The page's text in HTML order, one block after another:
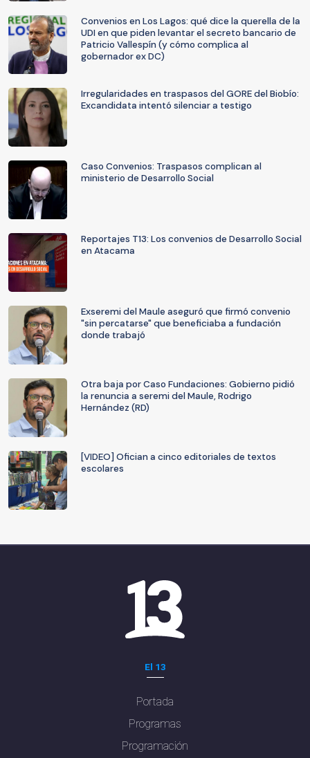
Convenios en Los Lagos: qué dice la querella de la
UDI en que piden levantar el secreto bancario de
Patricio Vallespín (y cómo complica al
gobernador ex DC)
Irregularidades en traspasos del GORE del Biobío:
Excandidata intentó silenciar a testigo
Caso Convenios: Traspasos complican al
ministerio de Desarrollo Social
Reportajes T13: Los convenios de Desarrollo Social
en Atacama
Exseremi del Maule aseguró que firmó convenio
"sin percatarse" que beneficiaba a fundación
donde trabajó
Otra baja por Caso Fundaciones: Gobierno pidió
la renuncia a seremi del Maule, Rodrigo
Hernández (RD)
[VIDEO] Ofician a cinco editoriales de textos
escolares
El 13
Portada
Programas
Programación